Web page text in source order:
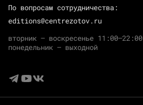
По вопросам сотрудничества:
editions@centrezotov.ru
вторник — воскресенье 11:00–22:00
понедельник — выходной